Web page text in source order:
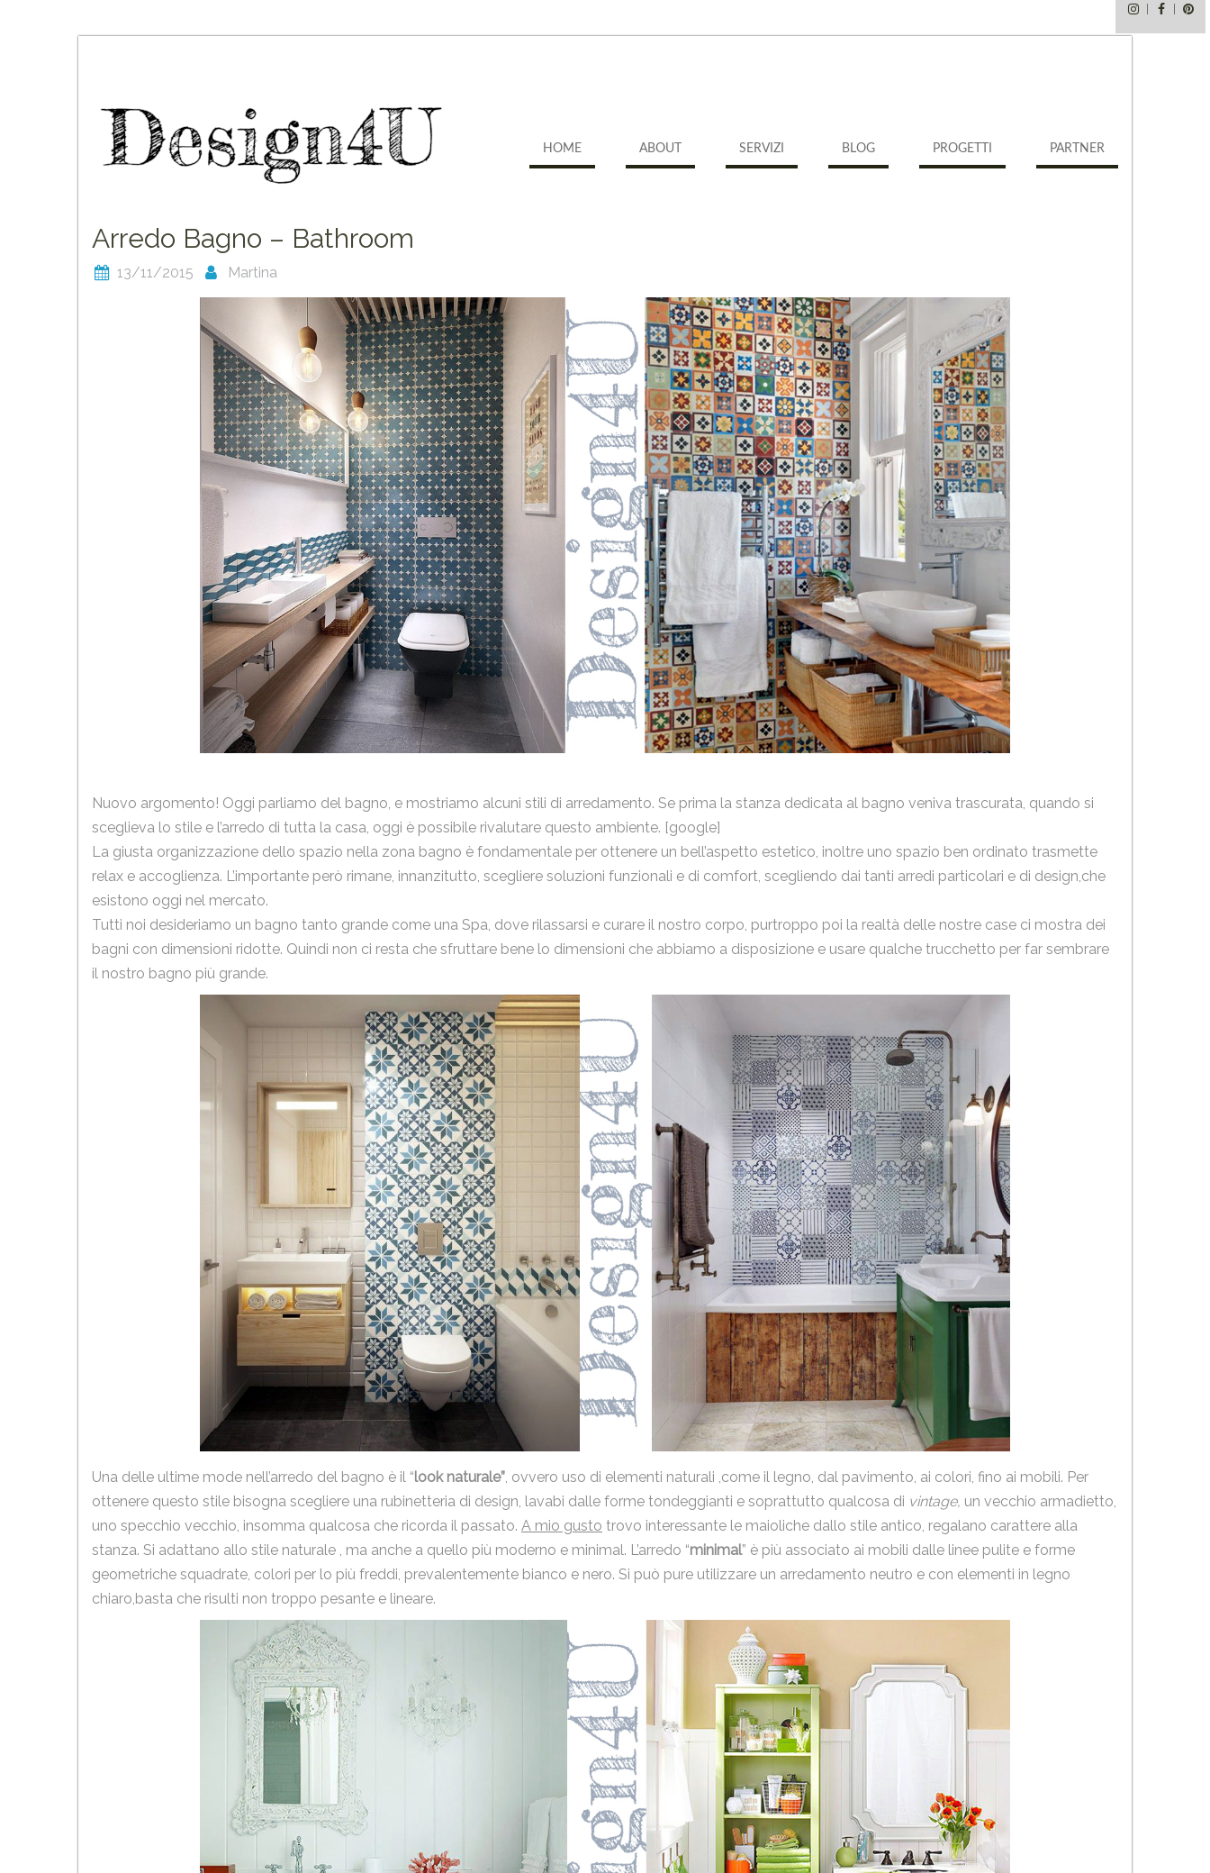
Instagram
HOME ABOUT SERVIZI BLOG PROGETTI PARTNER
Arredo Bagno – Bathroom
13/11/2015 Martina
Nuovo argomento! Oggi parliamo del bagno, e mostriamo alcuni stili di arredamento. Se prima la stanza dedicata al bagno veniva trascurata, quando si
sceglieva lo stile e l’arredo di tutta la casa, oggi è possibile rivalutare questo ambiente. [google]
La giusta organizzazione dello spazio nella zona bagno è fondamentale per ottenere un bell’aspetto estetico, inoltre uno spazio ben ordinato trasmette
relax e accoglienza. L’importante però rimane, innanzitutto, scegliere soluzioni funzionali e di comfort, scegliendo dai tanti arredi particolari e di design,che
esistono oggi nel mercato.
Tutti noi desideriamo un bagno tanto grande come una Spa, dove rilassarsi e curare il nostro corpo, purtroppo poi la realtà delle nostre case ci mostra dei
bagni con dimensioni ridotte. Quindi non ci resta che sfruttare bene lo dimensioni che abbiamo a disposizione e usare qualche trucchetto per far sembrare
il nostro bagno più grande.
Una delle ultime mode nell’arredo del bagno è il “look naturale” , ovvero uso di elementi naturali ,come il legno, dal pavimento, ai colori, fino ai mobili. Per
ottenere questo stile bisogna scegliere una rubinetteria di design, lavabi dalle forme tondeggianti e soprattutto qualcosa di vintage, un vecchio armadietto,
uno specchio vecchio, insomma qualcosa che ricorda il passato. A mio gusto trovo interessante le maioliche dallo stile antico, regalano carattere alla
stanza. Si adattano allo stile naturale , ma anche a quello più moderno e minimal. L’arredo “minimal” è più associato ai mobili dalle linee pulite e forme
geometriche squadrate, colori per lo più freddi, prevalentemente bianco e nero. Si può pure utilizzare un arredamento neutro e con elementi in legno
chiaro,basta che risulti non troppo pesante e lineare.